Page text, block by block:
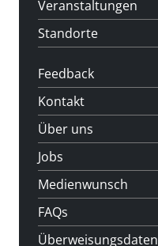
Veranstaltungen
Standorte
Feedback
Kontakt
Über uns
Jobs
Medienwunsch
FAQs
Überweisungsdaten